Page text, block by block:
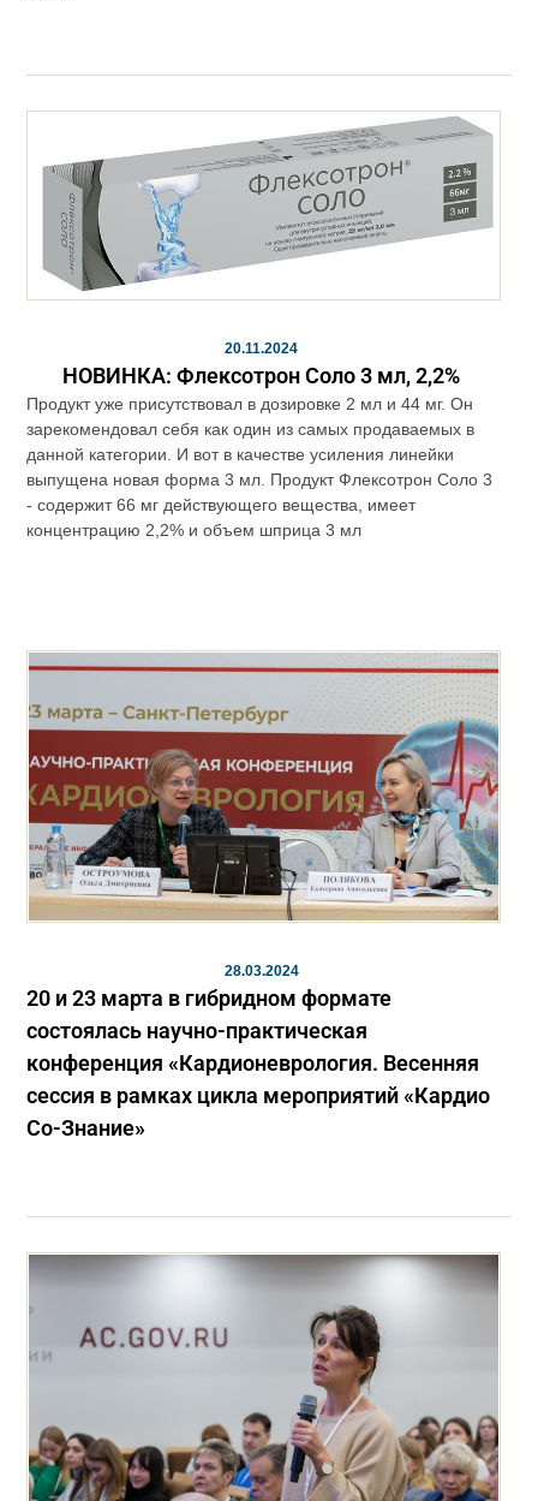
20.11.2024
НОВИНКА: Флексотрон Соло 3 мл, 2,2%
Продукт уже присутствовал в дозировке 2 мл и 44 мг. Он
зарекомендовал себя как один из самых продаваемых в
данной категории. И вот в качестве усиления линейки
выпущена новая форма 3 мл. Продукт Флексотрон Соло 3
- содержит 66 мг действующего вещества, имеет
концентрацию 2,2% и объем шприца 3 мл
28.03.2024
20 и 23 марта в гибридном формате
состоялась научно-практическая
конференция «Кардионеврология. Весенняя
сессия в рамках цикла мероприятий «Кардио
Co-Знание»